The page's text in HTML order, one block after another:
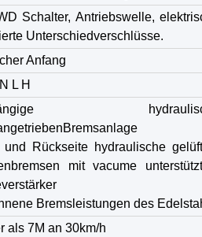
Schalter, Antriebswelle,
Unterschiedverschlüsse.
Anfang
L H
und Rückseite hydraulische
mit vacume
Bremsleistungen des
als 7M an 30km/h